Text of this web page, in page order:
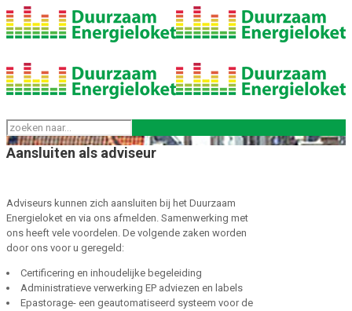
Aansluiten als adviseur
Adviseurs kunnen zich aansluiten bij het Duurzaam
Energieloket en via ons afmelden. Samenwerking met
ons heeft vele voordelen. De volgende zaken worden
door ons voor u geregeld:
Certificering en inhoudelijke begeleiding
Administratieve verwerking EP adviezen en labels
Epastorage- een geautomatiseerd systeem voor de